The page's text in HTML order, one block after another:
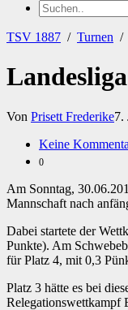
TSV 1887 / Turnen /
Von Prisett Frederike7.
Keine
0
Am Sonntag,
Mannschaft nach
Dabei startete der
Punkte). Am
für Platz 4, mit 0,3
Platz 3 hätte es bei
Relegationswettkampf